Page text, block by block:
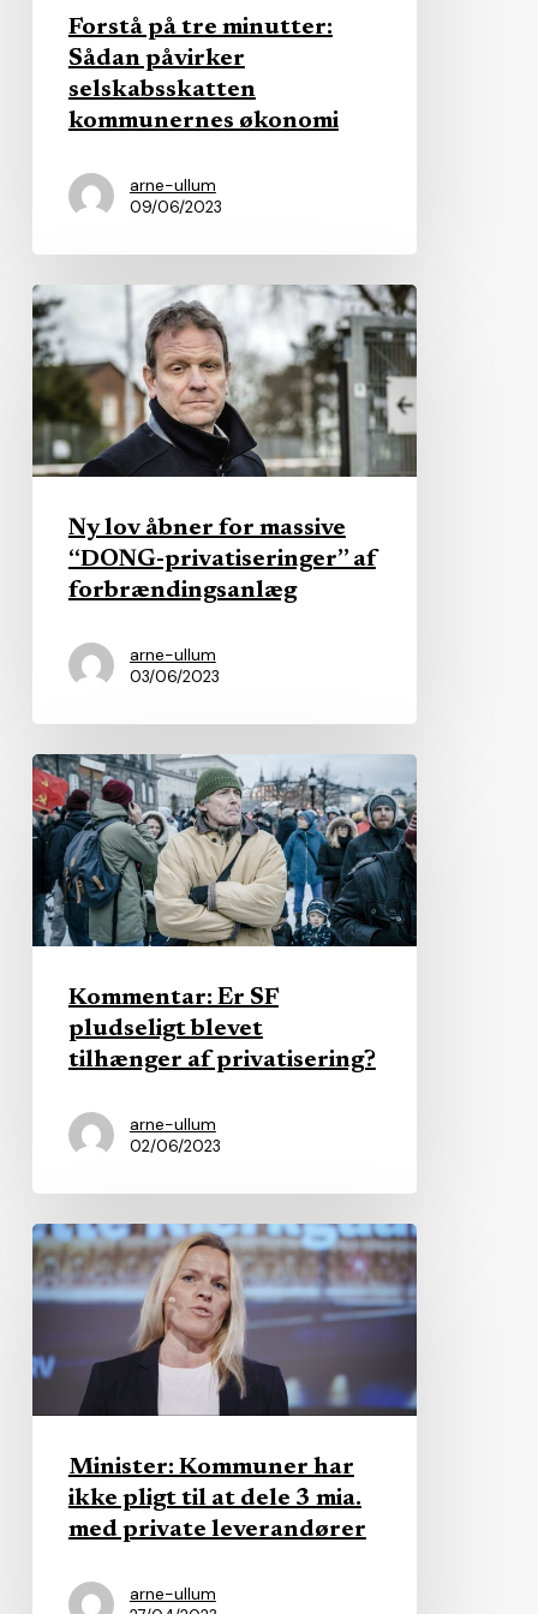
kommunernes
økonomi
Forstå på tre minutter:
Sådan påvirker
selskabsskatten
kommunernes økonomi
arne-ullum
09/06/2023
Ny
lov
åbner
for
massive
“DONG-
forbrændingsanlæg
Ny lov åbner for massive
“DONG-privatiseringer” af
forbrændingsanlæg
arne-ullum
03/06/2023
Kommentar:
Er
SF
pludseligt
blevet
tilhænger
privatisering?
Kommentar: Er SF
pludseligt blevet
tilhænger af privatisering?
arne-ullum
02/06/2023
Minister:
Kommuner
har
pligt
til
dele
Minister: Kommuner har
ikke pligt til at dele 3 mia.
med private leverandører
arne-ullum